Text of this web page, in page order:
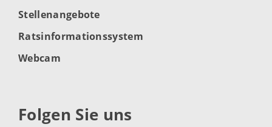
Stellenangebote
Ratsinformationssystem
Webcam
Folgen Sie uns